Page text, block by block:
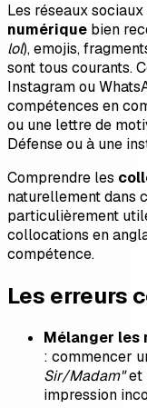
Les réseaux
numérique bien
lol), emojis,
sont tous courants.
Instagram ou
compétences en
ou une lettre de
Défense ou à une
Comprendre les
naturellement dans
particulièrement
collocations en
compétence.
Les erreurs
Mélanger les
: commencer
Sir/Madam"et
impression